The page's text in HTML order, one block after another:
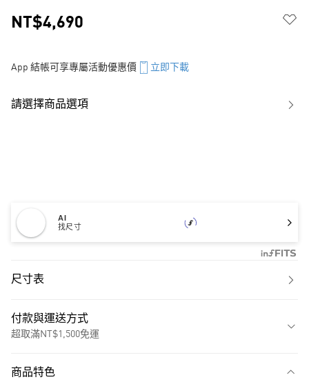
NT$4,690
App 結帳可享專屬活動優惠價 立即下載
請選擇商品選項
AI
找尺寸
尺寸表
付款與運送方式
超取滿NT$1,500免運
商品特色